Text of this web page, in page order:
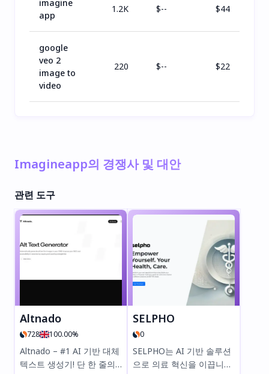
imagine
app
1.2K $-- $44
google
veo 2
image to
video
220 $-- $22
Imagineapp의 경쟁사 및 대안
관련 도구
Altnado
728 100.00%
Altnado – #1 AI 기반 대체
텍스트 생성기! 단 한 줄의
SELPHO
0
SELPHO는 AI 기반 솔루션
으로 의료 혁신을 이끕니다.